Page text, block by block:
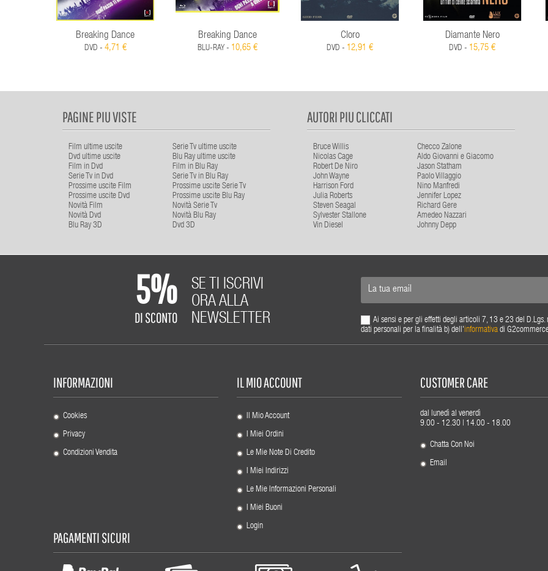
Breaking Dance
DVD - 4,71 €
Breaking Dance
BLU-RAY - 10,65 €
Cloro
DVD - 12,91 €
Diamante Nero
DVD - 15,75 €
PAGINE PIU VISTE
Film ultime uscite
Serie Tv ultime uscite
Dvd ultime uscite
Blu Ray ultime uscite
Film in Dvd
Film in Blu Ray
Serie Tv in Dvd
Serie Tv in Blu Ray
Prossime uscite Film
Prossime uscite Serie Tv
Prossime uscite Dvd
Prossime uscite Blu Ray
Novità Film
Novità Serie Tv
Novità Dvd
Novità Blu Ray
Blu Ray 3D
Dvd 3D
AUTORI PIU CLICCATI
Bruce Willis
Checco Zalone
Nicolas Cage
Aldo Giovanni e Giacomo
Robert De Niro
Jason Statham
John Wayne
Paolo Villaggio
Harrison Ford
Nino Manfredi
Julia Roberts
Jennifer Lopez
Steven Seagal
Richard Gere
Sylvester Stallone
Amedeo Nazzari
Vin Diesel
Johnny Depp
5%
DI SCONTO
SE TI ISCRIVI
ORA ALLA
NEWSLETTER
Ai sensi e per gli effetti degli articoli 7, 13 e 23 del
dati personali per la finalità b) dell'informativadi
INFORMAZIONI
Cookies
Privacy
Condizioni Vendita
IL MIO ACCOUNT
Il Mio Account
I Miei Ordini
Le Mie Note Di Credito
I Miei Indirizzi
Le Mie Informazioni Personali
I Miei Buoni
Login
CUSTOMER CARE
dal lunedì al venerdì
9.00 - 12.30 | 14.00 - 18.00
Chatta Con Noi
Email
PAGAMENTI SICURI